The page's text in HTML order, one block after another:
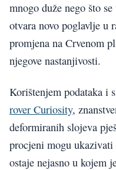
mnogo duže nego što
otvara novo poglavlje u
promjena na Crvenom
njegove nastanjivosti.
Korištenjem podataka i
rover Curiosity,
deformiranih slojeva
procjeni mogu
ostaje nejasno u kojem